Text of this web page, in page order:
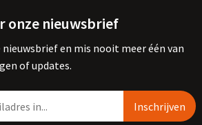
onze nieuwsbrief
en mis nooit meer één van
of updates.